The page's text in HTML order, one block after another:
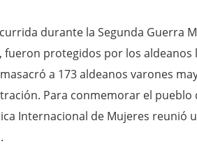
durante la Segunda Guerra
protegidos por los aldeanos
a 173 aldeanos varones
Para conmemorar el pueblo
Internacional de Mujeres reunió